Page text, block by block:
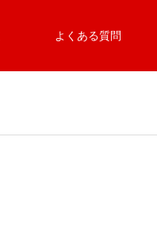
よくある質問